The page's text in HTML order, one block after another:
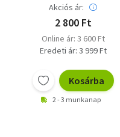
Akciós ár:
2 800 Ft
Online ár: 3 600 Ft
Eredeti ár: 3 999 Ft
Kosárba
2 - 3 munkanap